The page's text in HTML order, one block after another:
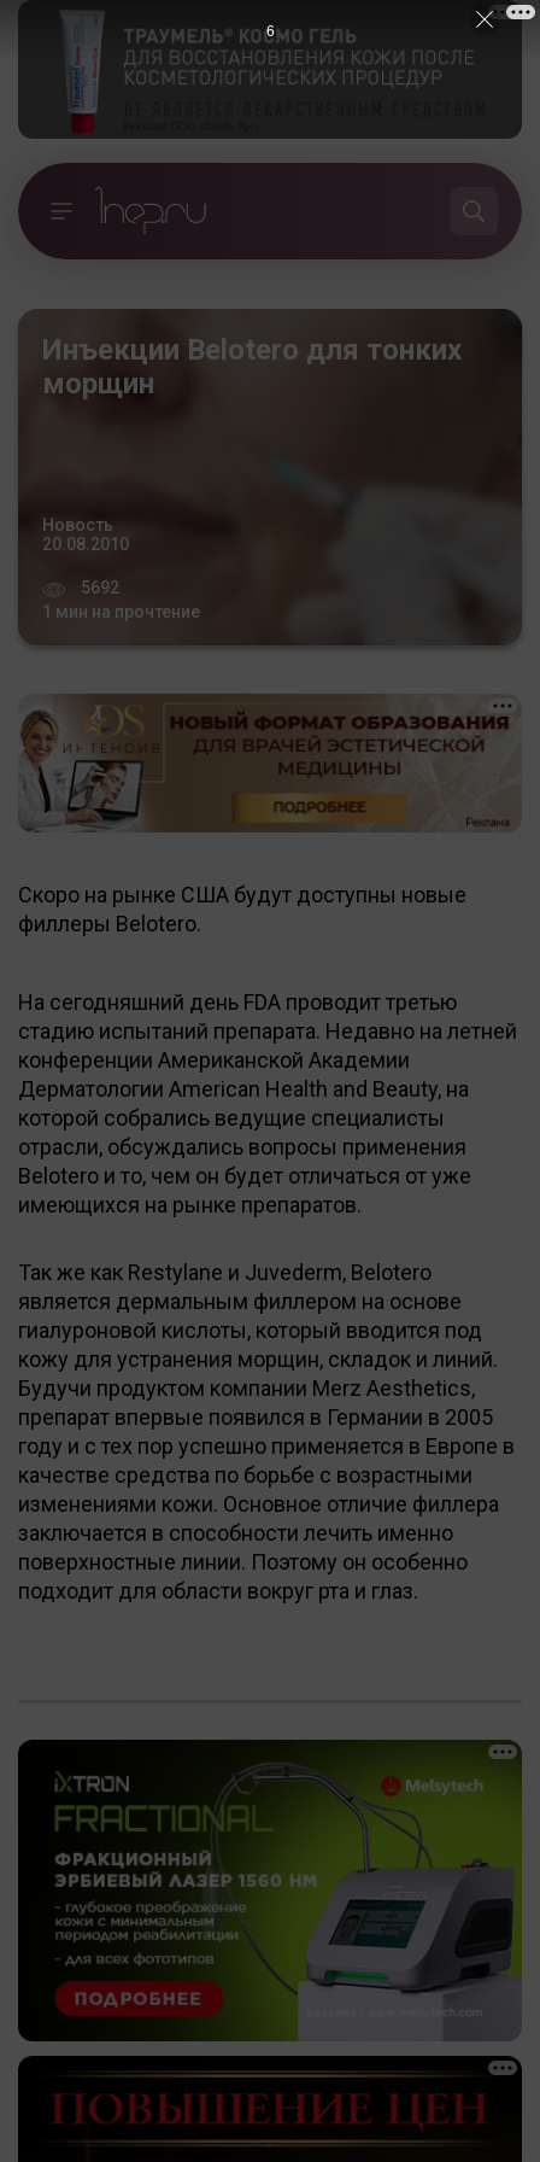
Инъекции Belotero для тонких
морщин
Новость
20.08.2010
5692
1 мин на прочтение
Скоро на рынке США будут доступны новые
филлеры Belotero.
На сегодняшний день FDA проводит третью
стадию испытаний препарата. Недавно на летней
конференции Американской Академии
Дерматологии American Health and Beauty, на
которой собрались ведущие специалисты
отрасли, обсуждались вопросы применения
Belotero и то, чем он будет отличаться от уже
имеющихся на рынке препаратов.
Так же как Restylane и Juvederm, Belotero
является дермальным филлером на основе
гиалуроновой кислоты, который вводится под
кожу для устранения морщин, складок и линий.
Будучи продуктом компании Merz Aesthetics,
препарат впервые появился в Германии в 2005
году и с тех пор успешно применяется в Европе в
качестве средства по борьбе с возрастными
изменениями кожи. Основное отличие филлера
заключается в способности лечить именно
поверхностные линии. Поэтому он особенно
подходит для области вокруг рта и глаз.
5